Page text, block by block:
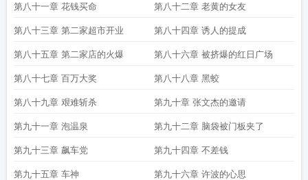
第八十一章 花钱买命 第八十二章 老黄的女友
第八十三章 第二家超市开业 第八十四章 诱人的提成
第八十五章 第二家店的火爆 第八十六章 被挤爆的红日广场
第八十七章 百万大奖 第八十八章 黑蛟
第八十九章 艰难斩杀 第九十章 张文杰的邀请
第九十一章 泡温泉 第九十二章 脑袋被门板夹了
第九十三章 飙车党 第九十四章 不差钱
第九十五章 车神 第九十六章 许波的心思